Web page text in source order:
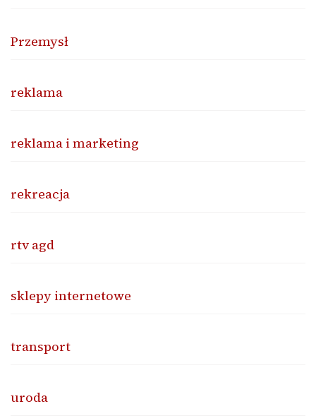
Przemysł
reklama
reklama i marketing
rekreacja
rtv agd
sklepy internetowe
transport
uroda